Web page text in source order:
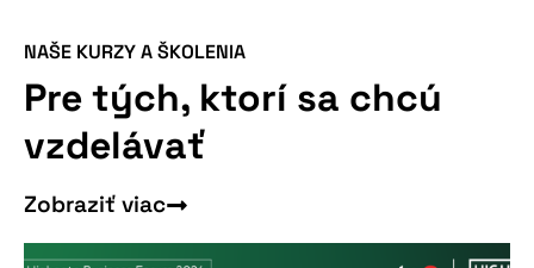
NAŠE KURZY A ŠKOLENIA
Pre tých, ktorí sa chcú
vzdelávať
Zobraziť viac